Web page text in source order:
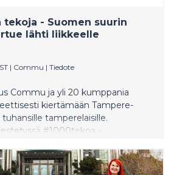
tekoja - Suomen suurin
lähti liikkeelle
| Commu | Tiedote
Commu ja yli 20 kumppania
kiertämään Tampere-
tamperelaisille.
#1000tekoa -
ja tuotiin apua ja tukea
tapahtumaan